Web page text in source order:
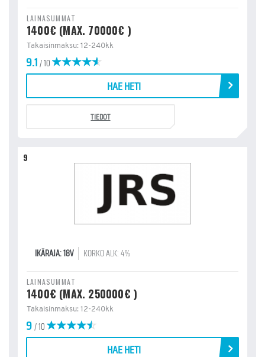
LAINASUMMAT
1400€ (MAX. 70000€ )
Takaisinmaksu: 12-240kk
9.1/ 10
HAE HETI
TIEDOT
9
IKÄRAJA: 18V KORKO ALK: 4%
LAINASUMMAT
1400€ (MAX. 250000€ )
Takaisinmaksu: 12-240kk
9/ 10
HAE HETI